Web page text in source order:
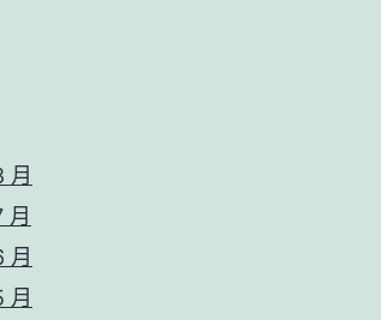
月
月
月
月